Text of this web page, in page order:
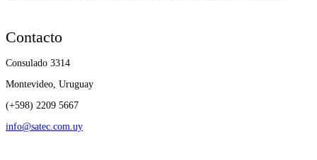
Contacto
Consulado 3314
Montevideo, Uruguay
(+598) 2209 5667
info@satec.com.uy